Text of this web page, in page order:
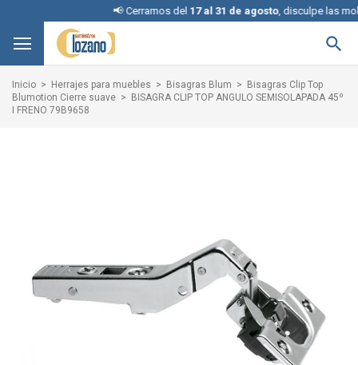
📢 Cerramos del17 al 31 de agosto, disculpe las

Inicio Herrajes para muebles Bisagras Blum
Bisagras Clip Top
Blumotion Cierre suave
BISAGRA CLIP TOP ANGULO SEMISOLAPADA 45º
I FRENO 79B9658